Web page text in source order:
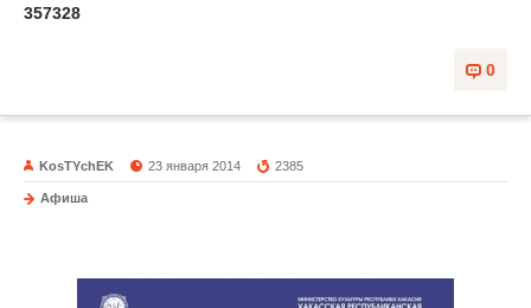
357328
0
KosTYchEK 23 января 2014 2385
Афиша